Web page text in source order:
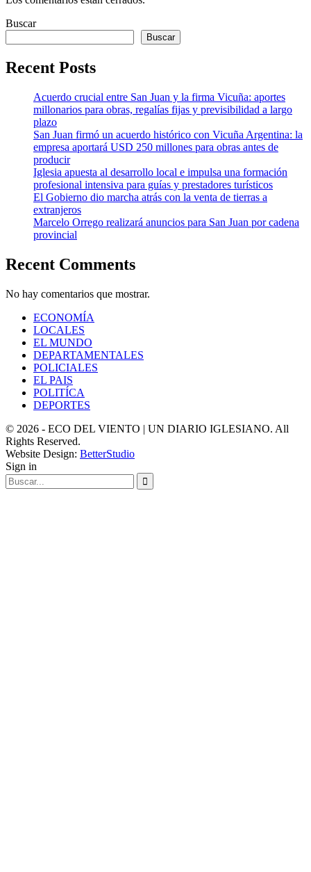
Buscar
Buscar
Recent Posts
Acuerdo crucial entre San Juan y la firma Vicuña: aportes
millonarios para obras, regalías fijas y previsibilidad a largo
plazo
San Juan firmó un acuerdo histórico con Vicuña Argentina: la
empresa aportará USD 250 millones para obras antes de
producir
Iglesia apuesta al desarrollo local e impulsa una formación
profesional intensiva para guías y prestadores turísticos
El Gobierno dio marcha atrás con la venta de tierras a
extranjeros
Marcelo Orrego realizará anuncios para San Juan por cadena
provincial
Recent Comments
No hay comentarios que mostrar.
ECONOMÍA
LOCALES
EL MUNDO
DEPARTAMENTALES
POLICIALES
EL PAIS
POLITÍCA
DEPORTES
© 2026 - ECO DEL VIENTO | UN DIARIO IGLESIANO. All
Rights Reserved.
Website Design: BetterStudio
Sign in